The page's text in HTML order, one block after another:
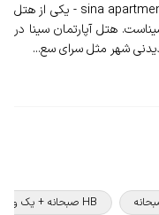
❇️هتل آپارتمان سینا قزوین - sina apartment hotel qazvin - یکی از هتل
هتل آپارتمان سینا در
شهر مثل سرای سع...
HB صبحانه + یک وعده غذا